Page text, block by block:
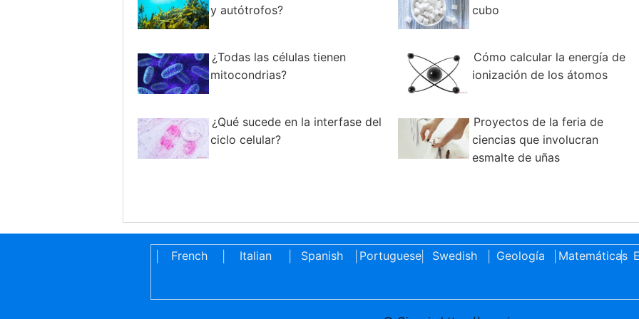
y autótrofos?
¿Todas las células tienen
mitocondrias?
¿Qué sucede en la interfase del
ciclo celular?
cubo
Cómo calcular la energía de
ionización de los átomos
Proyectos de la feria de
ciencias que involucran
esmalte de uñas
French Italian Spanish Portuguese| Swedish Geología Matemáticas
|